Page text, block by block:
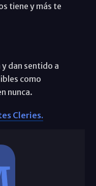
tiene y más te
dan sentido a
como
nunca.
Cleries.